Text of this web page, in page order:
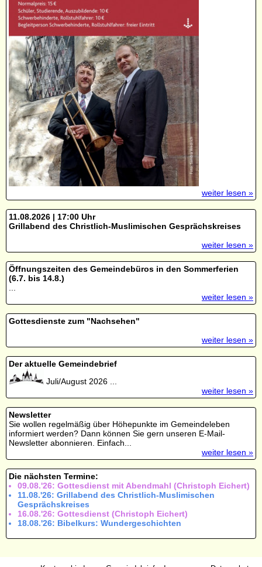
weiter lesen »
11.08.2026 | 17:00 Uhr
Grillabend des Christlich-Muslimischen Gesprächskreises
weiter lesen »
Öffnungszeiten des Gemeindebüros in den Sommerferien
(6.7. bis 14.8.)
weiter lesen »
Gottesdienste zum "Nachsehen"
weiter lesen »
Der aktuelle Gemeindebrief
Juli/August 2026 ...
weiter lesen »
Newsletter
Sie wollen regelmäßig über Höhepunkte im Gemeindeleben
informiert werden? Dann können Sie gern unseren E-Mail-
Newsletter abonnieren. Einfach...
weiter lesen »
Die nächsten Termine:
09.08.'26: Gottesdienst mit Abendmahl (Christoph Eichert)
11.08.'26: Grillabend des Christlich-Muslimischen
Gesprächskreises
16.08.'26: Gottesdienst (Christoph Eichert)
18.08.'26: Bibelkurs: Wundergeschichten